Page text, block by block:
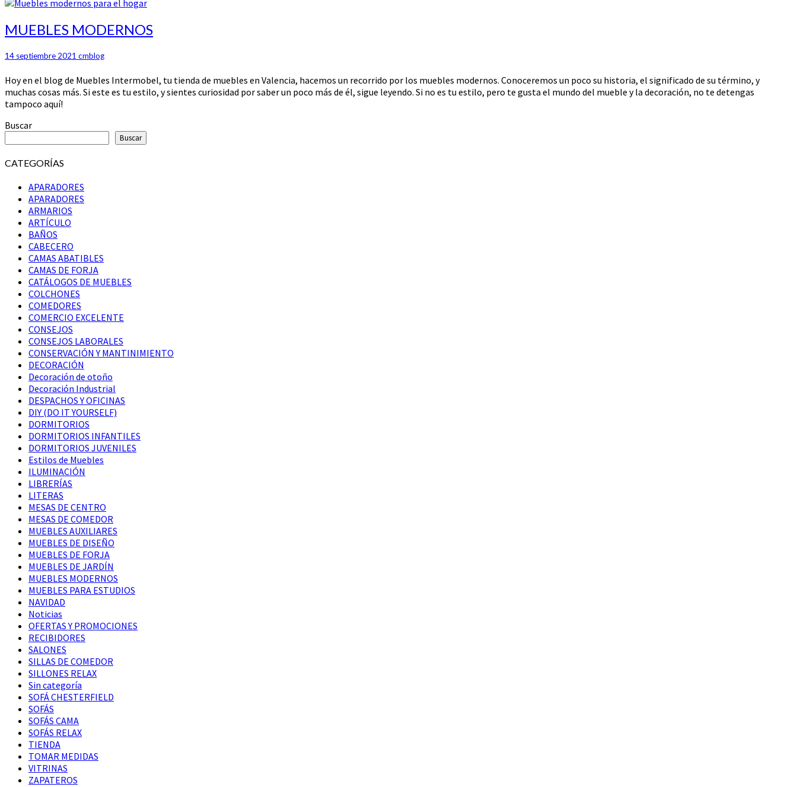
Intermobel
MUEBLES
MODERNOS
MUEBLES MODERNOS
14 septiembre 2021 cmblog
Hoy en el blog de Muebles Intermobel, tu tienda de muebles en Valencia, hacemos un recorrido por los muebles modernos. Conoceremos un poco su historia, el significado de su término, y
muchas cosas más. Si este es tu estilo, y sientes curiosidad por saber un poco más de él, sigue leyendo. Si no es tu estilo, pero te gusta el mundo del mueble y la decoración, no te detengas
tampoco aquí!
Buscar
Buscar
CATEGORÍAS
APARADORES
APARADORES
ARMARIOS
ARTÍCULO
BAÑOS
CABECERO
CAMAS ABATIBLES
CAMAS DE FORJA
CATÁLOGOS DE MUEBLES
COLCHONES
COMEDORES
COMERCIO EXCELENTE
CONSEJOS
CONSEJOS LABORALES
CONSERVACIÓN Y MANTINIMIENTO
DECORACIÓN
Decoración de otoño
Decoración Industrial
DESPACHOS Y OFICINAS
DIY (DO IT YOURSELF)
DORMITORIOS
DORMITORIOS INFANTILES
DORMITORIOS JUVENILES
Estilos de Muebles
ILUMINACIÓN
LIBRERÍAS
LITERAS
MESAS DE CENTRO
MESAS DE COMEDOR
MUEBLES AUXILIARES
MUEBLES DE DISEÑO
MUEBLES DE FORJA
MUEBLES DE JARDÍN
MUEBLES MODERNOS
MUEBLES PARA ESTUDIOS
NAVIDAD
Noticias
OFERTAS Y PROMOCIONES
RECIBIDORES
SALONES
SILLAS DE COMEDOR
SILLONES RELAX
Sin categoría
SOFÁ CHESTERFIELD
SOFÁS
SOFÁS CAMA
SOFÁS RELAX
TIENDA
TOMAR MEDIDAS
VITRINAS
ZAPATEROS